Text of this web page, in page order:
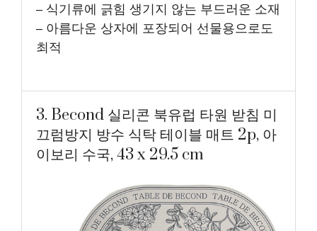
– 식기류에 긁힘 생기지 않는 부드러운 소재
– 아름다운 상자에 포장되어 선물용으로도
최적
3. Becond 실리콘 북유럽 타원 받침 미
끄럼방지 방수 식탁 테이블 매트 2p, 아
이보리 수국, 43 x 29.5 cm